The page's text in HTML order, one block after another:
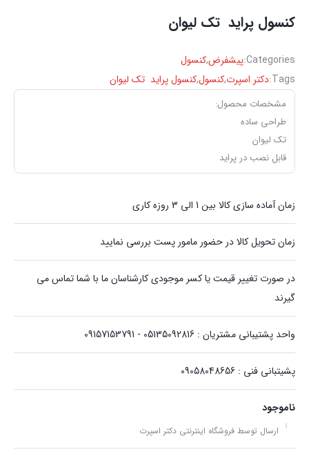
‏کنسول ‏پراید ‏ تک ‏لیوان ‏
Categories:پیشفرض,کنسول
Tags: دکتر اسپرت,کنسول,‏کنسول ‏پراید ‏ تک ‏لیوان ‏
مشخصات محصول:
طراحی ساده
تک لیوان
قابل نصب در پراید
زمان آماده سازی کالا بین 1 الی 3 روزه کاری
زمان تحویل کالا در حضور مامور پست بررسی نمایید
در صورت تغییر قیمت یا کسر موجودی کارشناسان ما با شما تماس می
گیرند
واحد پشتیبانی مشتریان : 05135092816 - 09157153791
پشیتبانی فنی : 09058048656
ناموجود
ارسال توسط فروشگاه اینترنتی دکتر اسپرت